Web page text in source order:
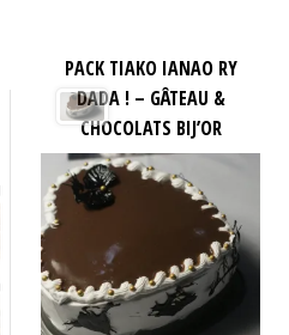
PACK TIAKO IANAO RY
DADA ! – GÂTEAU &
CHOCOLATS BIJ’OR